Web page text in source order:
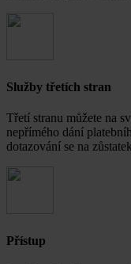
Služby třetích stran
Třetí stranu můžete na
nepřímého dání
dotazování se na
Přístup